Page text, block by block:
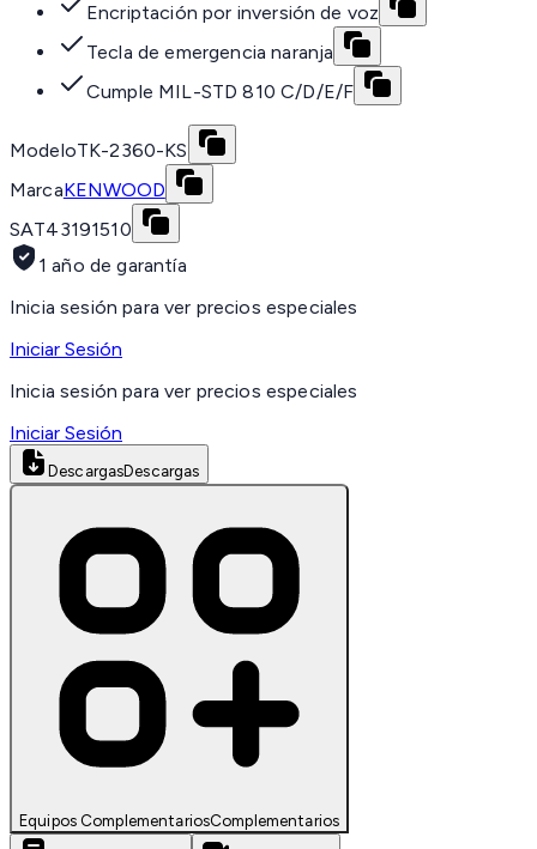
Encriptación por inversión de voz
Tecla de emergencia naranja
Cumple MIL-STD 810 C/D/E/F
ModeloTK-2360-KS
MarcaKENWOOD
SAT43191510
1 año de garantía
Inicia sesión para ver precios especiales
Iniciar Sesión
Inicia sesión para ver precios especiales
Iniciar Sesión
DescargasDescargas
Equipos ComplementariosComplementarios